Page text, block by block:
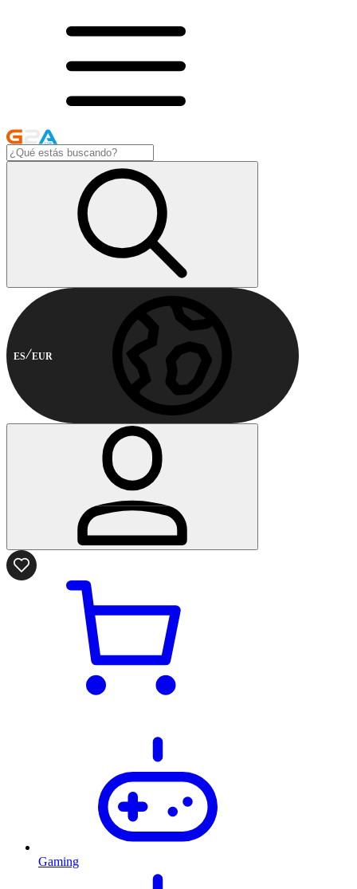
ES EUR
Gaming